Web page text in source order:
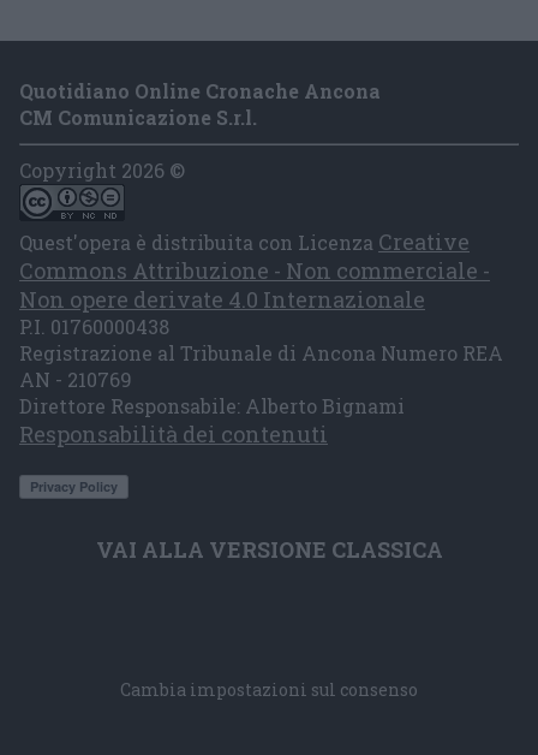
Quotidiano Online Cronache Ancona
CM Comunicazione S.r.l.
Copyright 2026 ©
Quest'opera è distribuita con Licenza Creative
Commons Attribuzione - Non commerciale -
Non opere derivate 4.0 Internazionale
P.I. 01760000438
Registrazione al Tribunale di Ancona Numero REA
AN - 210769
Direttore Responsabile: Alberto Bignami
Responsabilità dei contenuti
VAI ALLA VERSIONE CLASSICA
Cambia impostazioni sul consenso